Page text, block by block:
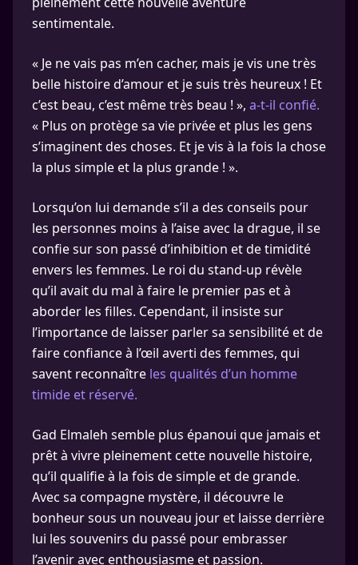
sentimentale.
« Je ne vais pas m’en cacher, mais je vis une très
belle histoire d’amour et je suis très heureux ! Et
c’est beau, c’est même très beau ! », a-t-il confié.
« Plus on protège sa vie privée et plus les gens
s’imaginent des choses. Et je vis à la fois la chose
la plus simple et la plus grande ! ».
Lorsqu’on lui demande s’il a des conseils pour
les personnes moins à l’aise avec la drague, il se
confie sur son passé d’inhibition et de timidité
envers les femmes. Le roi du stand-up révèle
qu’il avait du mal à faire le premier pas et à
aborder les filles. Cependant, il insiste sur
l’importance de laisser parler sa sensibilité et de
faire confiance à l’œil averti des femmes, qui
savent reconnaître les qualités d’un homme
timide et réservé.
Gad Elmaleh semble plus épanoui que jamais et
prêt à vivre pleinement cette nouvelle histoire,
qu’il qualifie à la fois de simple et de grande.
Avec sa compagne mystère, il découvre le
bonheur sous un nouveau jour et laisse derrière
lui les souvenirs du passé pour embrasser
l’avenir avec enthousiasme et passion.